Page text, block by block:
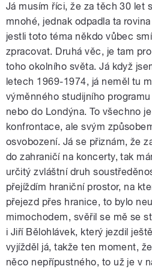
Já musím říci, že za těch 30 let
mnohé, jednak odpadla ta
jestli toto téma někdo vůbec
zpracovat. Druhá věc, je tam
toho okolního světa. Já když
letech 1969-1974, já neměl tu
výměnného studijního
nebo do Londýna. To všechno
konfrontace, ale svým
osvobození. Já se přiznám, že
do zahraničí na koncerty, tak
určitý zvláštní druh
přejíždím hraniční prostor, na
přejezd přes hranice, to bylo
mimochodem, svěřil se mě se
i Jiří Bělohlávek, který jezdil
vyjížděl já, takže ten moment,
něco nepřípustného, to už je v